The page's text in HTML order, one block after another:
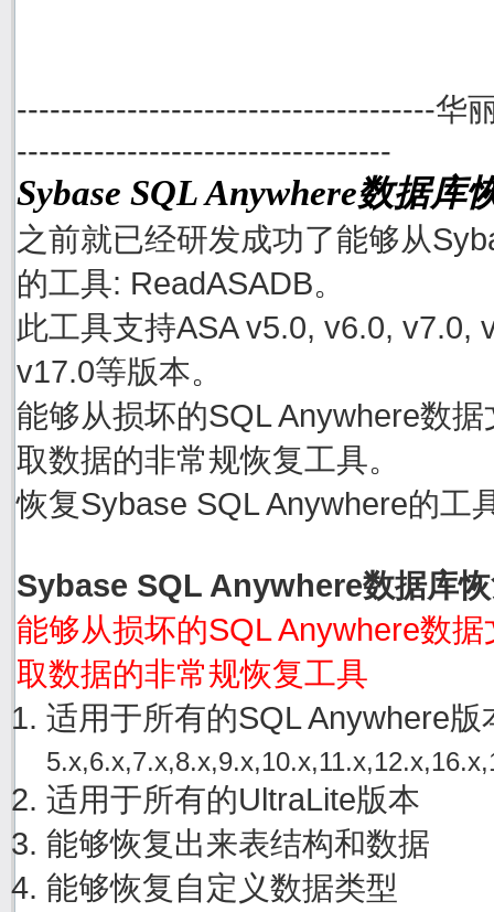
--------------------------------------华
----------------------------------
Sybase SQL Anywhere数据库
之前就已经研发成功了能够从
的工具: ReadASADB。
此工具支持ASA v5.0, v6.0, v7.0,
v17.0等版本。
能够从损坏的SQL Anywhere数
取数据的非常规恢复工具。
恢复Sybase SQL Anywhere的工
Sybase SQL Anywhere数据库
能够从损坏的SQL Anywhere数
取数据的非常规恢复工具
适用于所有的SQL Anywhere
适用于所有的UltraLite版本
能够恢复出来表结构和数据
能够恢复自定义数据类型